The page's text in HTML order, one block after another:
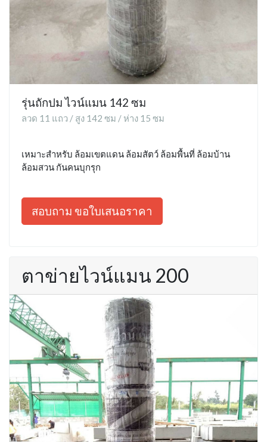
รุ่นถักปม ไวน์แมน 142 ซม
ลวด 11 แถว / สูง 142 ซม / ห่าง 15 ซม
เหมาะสำหรับ ล้อมเขตแดน ล้อมสัตว์ ล้อมพื้นที่ ล้อมบ้าน
ล้อมสวน กันคนบุกรุก
สอบถาม ขอใบเสนอราคา
ตาข่ายไวน์แมน 200